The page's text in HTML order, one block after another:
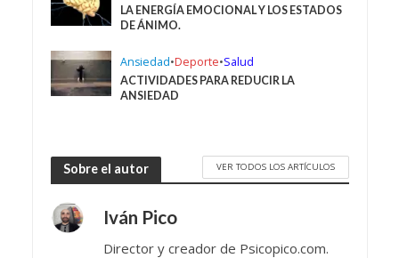
LA ENERGÍA EMOCIONAL Y LOS ESTADOS
DE ÁNIMO.
Ansiedad•Deporte•Salud
ACTIVIDADES PARA REDUCIR LA
ANSIEDAD
Sobre el autor VER TODOS LOS ARTÍCULOS
Iván Pico
Director y creador de Psicopico.com.